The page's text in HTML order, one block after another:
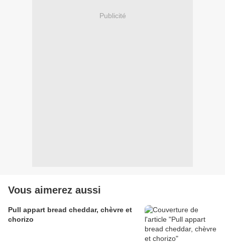
Publicité
Vous aimerez aussi
Pull appart bread cheddar, chèvre et
chorizo